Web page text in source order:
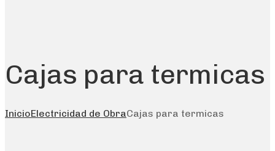
Cajas para termicas
InicioElectricidad de ObraCajas para termicas